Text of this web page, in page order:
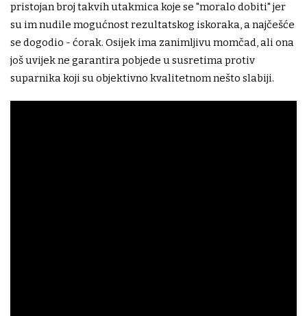
pristojan broj takvih utakmica koje se "moralo dobiti" jer
su im nudile mogućnost rezultatskog iskoraka, a najčešće
se dogodio - ćorak. Osijek ima zanimljivu momčad, ali ona
još uvijek ne garantira pobjede u susretima protiv
suparnika koji su objektivno kvalitetnom nešto slabiji.